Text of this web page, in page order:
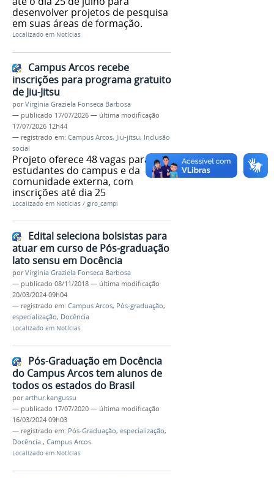
desenvolver projetos de pesquisa
em suas áreas de formação.
Localizado em Notícias
Campus Arcos recebe
inscrições para programa gratuito
de Jiu-Jitsu
porVirgínia Graziela Fonseca Barbosa
— publicado 17/07/2026 — última modificação
17/07/2026 12h44
— registrado em: Campus Arcos, Jiu-jitsu, Inclusão
social
Projeto oferece 48 vagas para
estudantes do campus e da
comunidade externa, com
inscrições até dia 25
Localizado em Notícias / giro_campi
Edital seleciona bolsistas para
atuar em curso de Pós-graduação
lato sensu em Docência
porVirgínia Graziela Fonseca Barbosa
— publicado 08/11/2018 — última modificação
20/03/2024 09h04
— registrado em: Campus Arcos, Pós-graduação,
especialização, Docência
Localizado em Notícias
Pós-Graduação em Docência
do Campus Arcos tem alunos de
todos os estados do Brasil
porarthur.kangussu
— publicado 17/07/2020 — última modificação
16/03/2024 09h03
— registrado em: Pós-Graduação, especialização,
Docência , Campus Arcos
Localizado em Notícias